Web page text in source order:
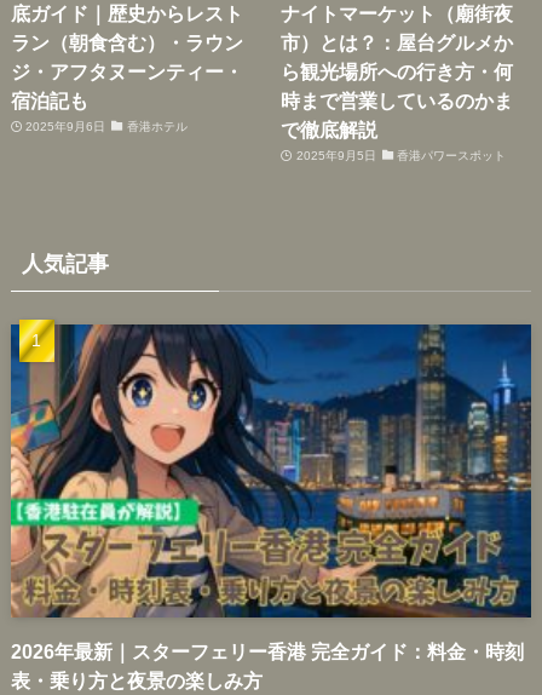
底ガイド｜歴史からレスト
ラン（朝食含む）・ラウン
ジ・アフタヌーンティー・
宿泊記も
2025年9月6日 香港ホテル
ナイトマーケット（廟街夜
市）とは？：屋台グルメか
ら観光場所への行き方・何
時まで営業しているのかま
で徹底解説
2025年9月5日 香港パワースポット
人気記事
2026年最新｜スターフェリー香港 完全ガイド：料金・時刻
表・乗り方と夜景の楽しみ方